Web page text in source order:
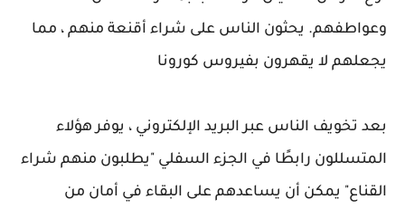
وعواطفهم. يحثون الناس على شراء أقنعة منهم ، مما
يجعلهم لا يقهرون بفيروس كورونا
بعد تخويف الناس عبر البريد الإلكتروني ، يوفر هؤلاء
المتسللون رابطًا في الجزء السفلي "يطلبون منهم شراء
القناع" يمكن أن يساعدهم على البقاء في أمان من